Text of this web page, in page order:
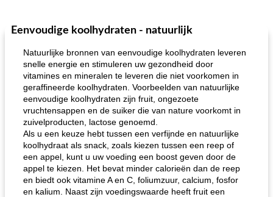
40min
One Dish Meal
gemakkelijke rijst en hamburger een gerecht diner
Soepen, stoofschotels en Chili
Eenvoudige koolhydraten - natuurlijk
Natuurlijke bronnen van eenvoudige koolhydraten leveren
snelle energie en stimuleren uw gezondheid door
vitamines en mineralen te leveren die niet voorkomen in
geraffineerde koolhydraten. Voorbeelden van natuurlijke
eenvoudige koolhydraten zijn fruit, ongezoete
vruchtensappen en de suiker die van nature voorkomt in
zuivelproducten, lactose genoemd.
Als u een keuze hebt tussen een verfijnde en natuurlijke
koolhydraat als snack, zoals kiezen tussen een reep of
een appel, kunt u uw voeding een boost geven door de
appel te kiezen. Het bevat minder calorieën dan de reep
en biedt ook vitamine A en C, foliumzuur, calcium, fosfor
en kalium. Naast zijn voedingswaarde heeft fruit een